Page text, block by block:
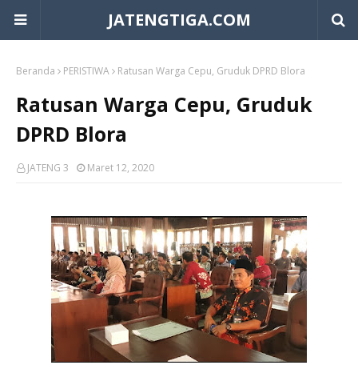
JATENGTIGA.COM
Beranda PERISTIWA Ratusan Warga Cepu, Gruduk DPRD Blora
Ratusan Warga Cepu, Gruduk
DPRD Blora
JATENG 3 Maret 12, 2020